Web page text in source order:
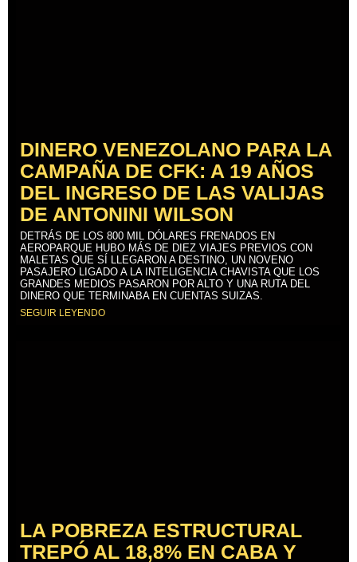
DINERO VENEZOLANO PARA LA
CAMPAÑA DE CFK: A 19 AÑOS
DEL INGRESO DE LAS VALIJAS
DE ANTONINI WILSON
DETRÁS DE LOS 800 MIL DÓLARES FRENADOS EN
AEROPARQUE HUBO MÁS DE DIEZ VIAJES PREVIOS CON
MALETAS QUE SÍ LLEGARON A DESTINO, UN NOVENO
PASAJERO LIGADO A LA INTELIGENCIA CHAVISTA QUE LOS
GRANDES MEDIOS PASARON POR ALTO Y UNA RUTA DEL
DINERO QUE TERMINABA EN CUENTAS SUIZAS.
SEGUIR LEYENDO
LA POBREZA ESTRUCTURAL
TREPÓ AL 18,8% EN CABA Y